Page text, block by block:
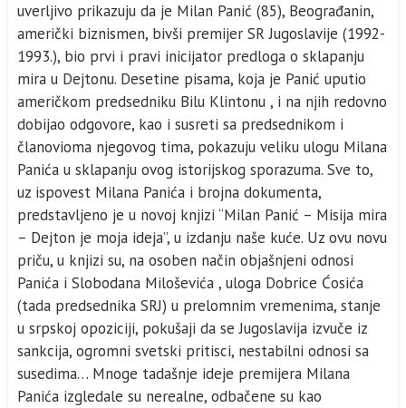
uverljivo prikazuju da je Milan Panić (85), Beograđanin,
američki biznismen, bivši premijer SR Jugoslavije (1992-
1993.), bio prvi i pravi inicijator predloga o sklapanju
mira u Dejtonu. Desetine pisama, koja je Panić uputio
američkom predsedniku Bilu Klintonu , i na njih redovno
dobijao odgovore, kao i susreti sa predsednikom i
članovioma njegovog tima, pokazuju veliku ulogu Milana
Panića u sklapanju ovog istorijskog sporazuma. Sve to,
uz ispovest Milana Panića i brojna dokumenta,
predstavljeno je u novoj knjizi “Milan Panić – Misija mira
– Dejton je moja ideja”, u izdanju naše kuće. Uz ovu novu
priču, u knjizi su, na osoben način objašnjeni odnosi
Panića i Slobodana Miloševića , uloga Dobrice Ćosića
(tada predsednika SRJ) u prelomnim vremenima, stanje
u srpskoj opoziciji, pokušaji da se Jugoslavija izvuče iz
sankcija, ogromni svetski pritisci, nestabilni odnosi sa
susedima… Mnoge tadašnje ideje premijera Milana
Panića izgledale su nerealne, odbačene su kao